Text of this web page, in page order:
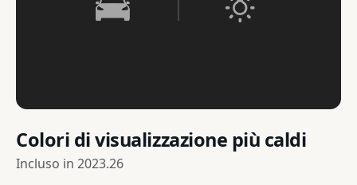
Colori di visualizzazione più caldi
Incluso in 2023.26